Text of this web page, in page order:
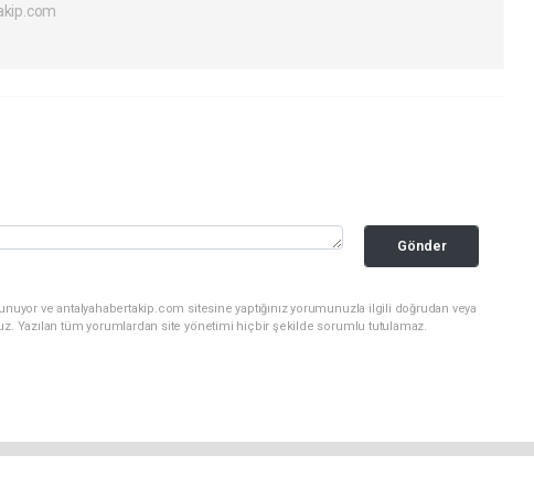
Gönder
ve antalyahabertakip.com sitesine yaptığınız yorumunuzla ilgili doğrudan veya
Yazılan tüm yorumlardan site yönetimi hiçbir şekilde sorumlu tutulamaz.